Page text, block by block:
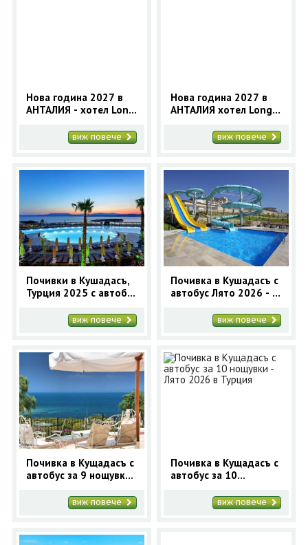
Нова година 2027 в
АНТАЛИЯ - хотел Long
нощувки)виж повече
Нова година 2027 в
АНТАЛИЯ хотел Long
нощувки)виж повече
Почивки в Кушадасъ,
Турция 2025 с автобус
виж повече
Почивка в Кушадасъ с
автобус Лято 2026 - 7
виж повече
Почивка в Кущадасъ с
автобус за 9 нощувки
виж повече
Почивка в Кущадасъ с
автобус за 10
виж повече